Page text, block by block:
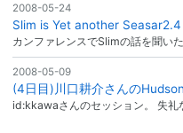
2008-05-24
Slim is Yet another Seasar2.4
カンファレンスでSlimの話を聞い
2008-05-09
(4日目)川口耕介さんの
id:kkawaさんのセッション。 失